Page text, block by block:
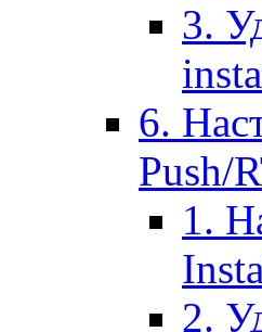
3.
6.
Push/
1.
2.